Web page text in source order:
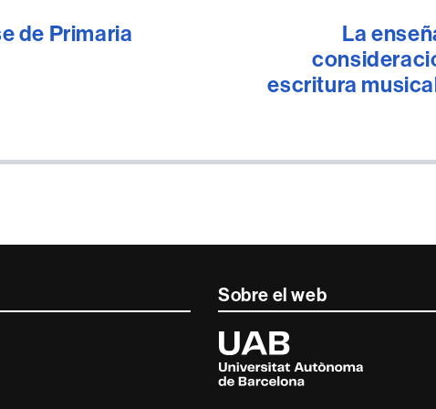
de Primaria
La
escritura
Sobre el web
Universitat
Autònoma
de
Barcelona